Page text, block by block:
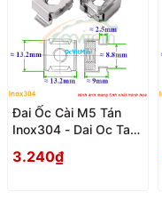
Đai Ốc Cài M5 Tán
Inox304 - Dai Oc Tan
3.240₫